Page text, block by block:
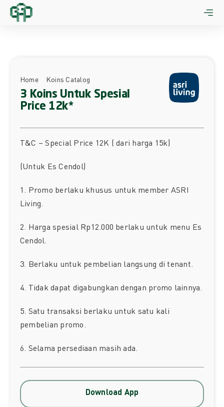
Skip
Home Koins Catalog
3 Koins Untuk Spesial
Price 12k*
T&C – Special Price 12K ( dari harga 15k)
(Untuk Es Cendol)
1. Promo berlaku khusus untuk member ASRI
Living.
2. Harga spesial Rp12.000 berlaku untuk menu Es
Cendol.
3. Berlaku untuk pembelian langsung di tenant.
4. Tidak dapat digabungkan dengan promo lainnya.
5. Satu transaksi berlaku untuk satu kali
pembelian promo.
6. Selama persediaan masih ada.
Download App